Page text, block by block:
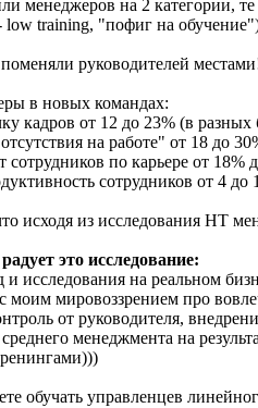
менеджеров на 2 категории,
low training, "пофиг на
руководителей
в новых командах:
кадров от 12 до 23% (в разных
на работе" от 18 до
сотрудников по карьере от 18%
сотрудников от 4 до
исходя из исследования HT
это исследование:
и исследования на реальном
моим мировоззрением про
от руководителя,
менеджмента на
обучать управленцев